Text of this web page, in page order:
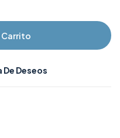
Carrito
De Deseos